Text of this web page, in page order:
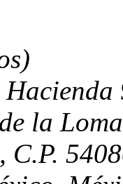
Hacienda
la Loma
C.P.